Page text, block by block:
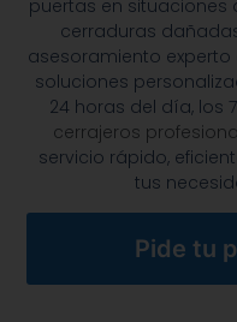
puertas en situaciones
cerraduras
asesoramiento
soluciones
24 horas del día, los
cerrajeros
servicio rápido,
tus
Pide tu